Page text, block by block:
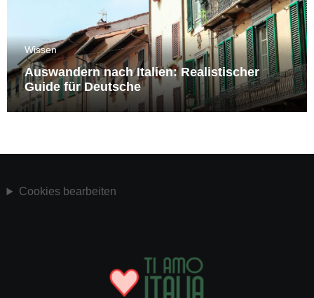
Wissen
Auswandern nach Italien: Realistischer
Guide für Deutsche
Cookies bearbeiten